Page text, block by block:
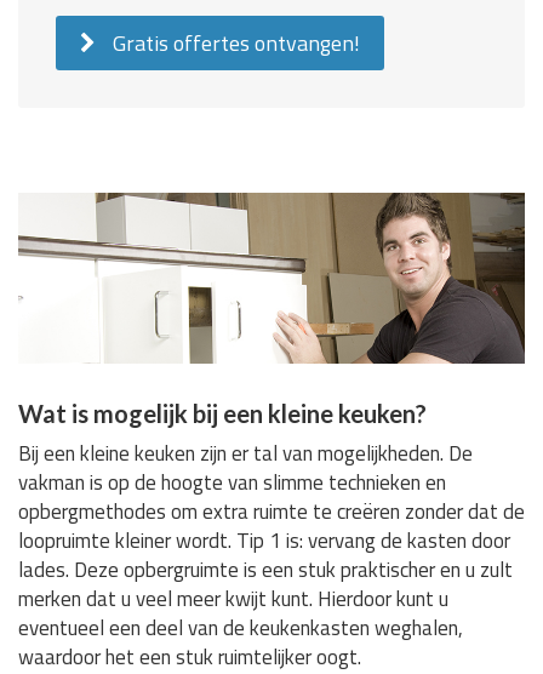
Gratis offertes ontvangen!
Wat is mogelijk bij een kleine keuken?
Bij een kleine keuken zijn er tal van mogelijkheden. De
vakman is op de hoogte van slimme technieken en
opbergmethodes om extra ruimte te creëren zonder dat de
loopruimte kleiner wordt. Tip 1 is: vervang de kasten door
lades. Deze opbergruimte is een stuk praktischer en u zult
merken dat u veel meer kwijt kunt. Hierdoor kunt u
eventueel een deel van de keukenkasten weghalen,
waardoor het een stuk ruimtelijker oogt.